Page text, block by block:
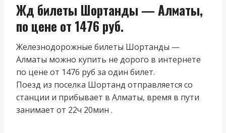
Жд билеты Шортанды — Алматы,
по цене от 1476 руб.
Железнодорожные билеты Шортанды —
Алматы можно купить не дорого в интернете
по цене от 1476 руб за один билет.
Поезд из поселка Шортанд отправляется со
станции и прибывает в Алматы, время в пути
занимает от 22ч 20мин .